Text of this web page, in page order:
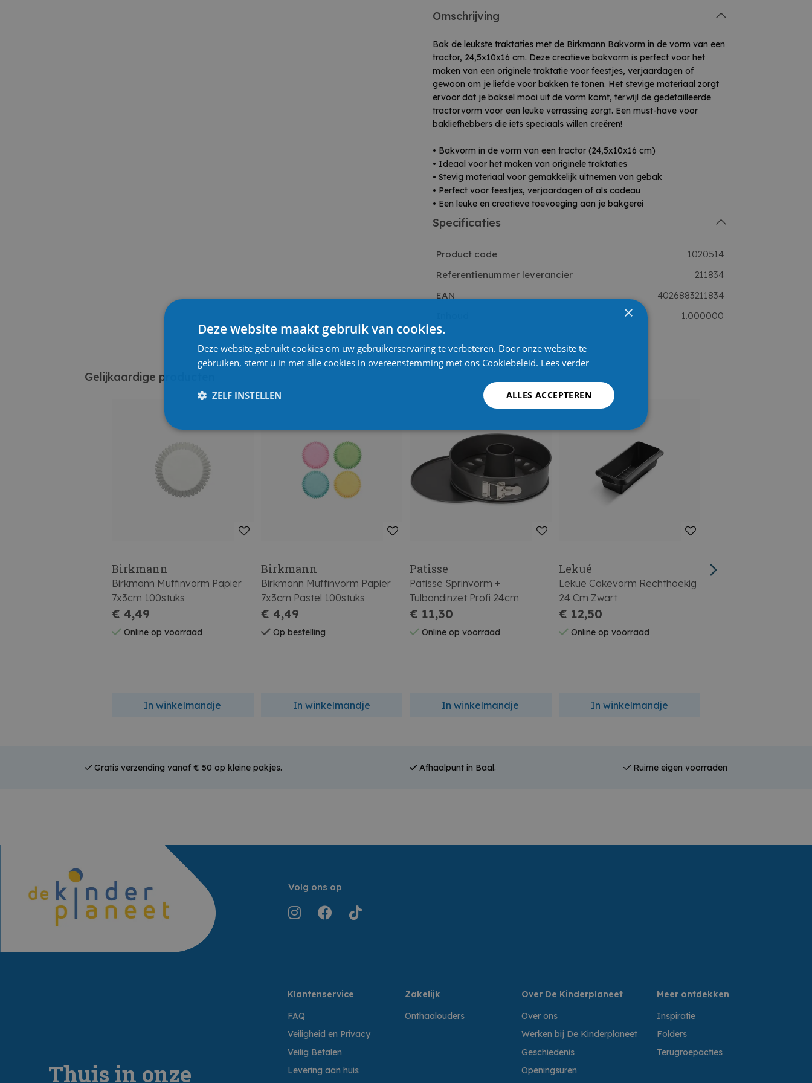
Omschrijving
Bak de leukste traktaties met de Birkmann Bakvorm in de vorm van een
tractor, 24,5x10x16 cm. Deze creatieve bakvorm is perfect voor het
maken van een originele traktatie voor feestjes, verjaardagen of
gewoon om je liefde voor bakken te tonen. Het stevige materiaal zorgt
ervoor dat je baksel mooi uit de vorm komt, terwijl de gedetailleerde
tractorvorm voor een leuke verrassing zorgt. Een must-have voor
bakliefhebbers die iets speciaals willen creëren!
• Bakvorm in de vorm van een tractor (24,5x10x16 cm)
• Ideaal voor het maken van originele traktaties
• Stevig materiaal voor gemakkelijk uitnemen van gebak
• Perfect voor feestjes, verjaardagen of als cadeau
• Een leuke en creatieve toevoeging aan je bakgerei
Specificaties
Product code
1020514
Referentienummer leverancier
211834
EAN
4026883211834
1.000000
Gelijkaardige producten
Birkmann
Birkmann Muffinvorm Papier
7x3cm 100stuks
€ 4,49
Online op voorraad
In winkelmandje
Birkmann
Birkmann Muffinvorm Papier
7x3cm Pastel 100stuks
€ 4,49
Op bestelling
In winkelmandje
Patisse
Patisse Sprinvorm +
Tulbandinzet Profi 24cm
€ 11,30
Online op voorraad
In winkelmandje
Lekué
Lekue Cakevorm Rechthoekig
24 Cm Zwart
€ 12,50
Online op voorraad
In winkelmandje
Lekué
Gratis verzending vanaf € 50 op kleine pakjes. Afhaalpunt in Baal. Ruime eigen voorraden
Volg ons op
Thuis in onze
Klantenservice
FAQ
Veiligheid en Privacy
Veilig Betalen
Levering aan huis
Zakelijk
Onthaalouders
Over De Kinderplaneet
Over ons
Werken bij De Kinderplaneet
Geschiedenis
Openingsuren
Meer ontdekken
Inspiratie
Folders
Terugroepacties
×
Deze website maakt gebruik van cookies.
Deze website gebruikt cookies om uw gebruikerservaring te verbeteren. Door onze website te
gebruiken, stemt u in met alle cookies in overeenstemming met ons Cookiebeleid. Lees verder
ALLES ACCEPTEREN
ZELF INSTELLEN